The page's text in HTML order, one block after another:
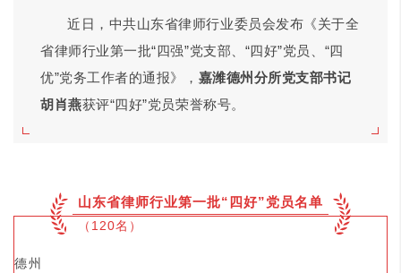
近日，中共山东省律师行业委员会发布《关于全
省律师行业第一批“四强”党支部、“四好”党员、“四
优”党务工作者的通报》， 嘉潍德州分所党支部书记
胡肖燕获评“四好”党员荣誉称号。
山东省律师行业第一批“四好”党员名单
（120名）
德州